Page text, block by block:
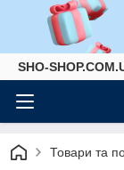
SHO-
Товари та